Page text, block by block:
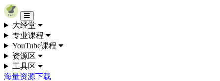
Skip to content
大经堂
专业课程
YouTube课程
资源区
工具区
海量资源下载